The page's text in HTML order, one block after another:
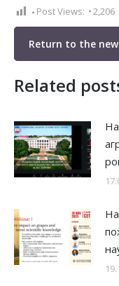
Post Views: 2,206
Return to the
Related